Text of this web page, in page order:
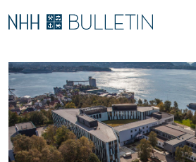
N
H
H
F
Å
T
O
V
E
D
M
Ø
K
I
N
E
T
T
S
T
E
Stipendiater og nye forskerprofiler
Disputaser
Ekspertutvalg
Om Bulletin